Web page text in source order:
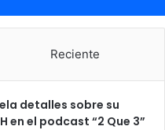
Reciente
detalles sobre su
en el podcast “2 Que 3”